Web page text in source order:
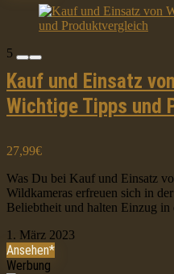
5
Kauf und Einsatz
Wichtige Tipps und
27,99€
Was Du bei Kauf und Einsatz
Wildkameras erfreuen sich in
Beliebtheit und halten Einzug in
1. März 2023
Ansehen*
Werbung